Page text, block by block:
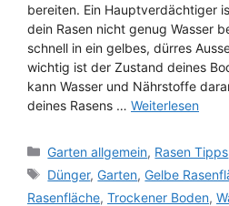
bereiten. Ein Hauptverdächtiger
dein Rasen nicht genug Wasser
schnell in ein gelbes, dürres
wichtig ist der Zustand deines
kann Wasser und Nährstoffe
deines Rasens … Weiterlesen
Kategorien
Garten allgemein, Rasen Tipps
Schlagwörter
Dünger,Garten,Gelbe
Rasenfläche, Trockener Boden,